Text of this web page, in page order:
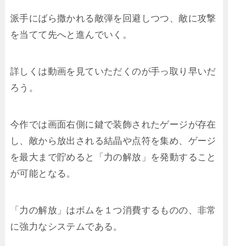
派手にばら撒かれる敵弾を回避しつつ、敵に攻撃
を当てて先へと進んでいく。
詳しくは動画を見ていただくのが手っ取り早いだ
ろう。
今作では画面右側に鍵で装飾されたゲージが存在
し、敵から放出される結晶や点符を集め、ゲージ
を最大まで貯めると「力の解放」を発動すること
が可能となる。
「力の解放」はボムを１つ消費するものの、非常
に強力なシステムである。